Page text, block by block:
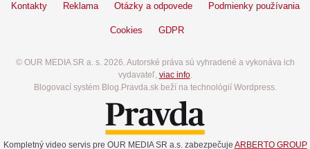
Kontakty Reklama Otázky a odpovede Podmienky používania
Cookies GDPR
© OUR MEDIA SR a. s. 2026. Autorské práva sú vyhradené a vykonáva ich
vydavateľ, viac info.
Blogovací systém Blog.Pravda.sk beží na technológií Wordpress.
Kompletný video servis pre OUR MEDIA SR a.s. zabezpečuje ARBERTO GROUP